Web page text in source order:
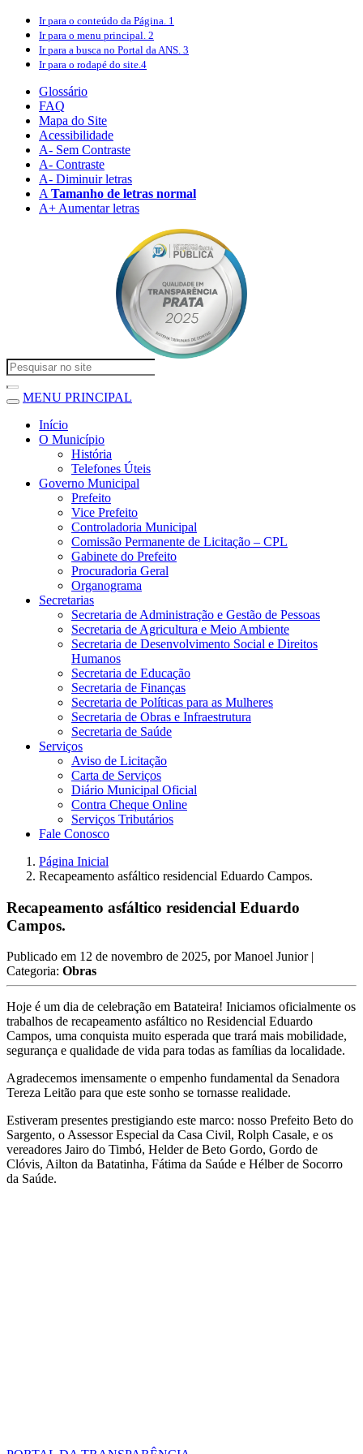
Ir para o conteúdo da Página. 1
Ir para o menu principal. 2
Ir para a busca no Portal da ANS. 3
Ir para o rodapé do site.4
Glossário
FAQ
Mapa do Site
Acessibilidade
A- Sem Contraste
A- Contraste
A- Diminuir letras
A Tamanho de letras normal
A+ Aumentar letras
MENU PRINCIPAL
Início
O Município
História
Telefones Úteis
Governo Municipal
Prefeito
Vice Prefeito
Controladoria Municipal
Comissão Permanente de Licitação – CPL
Gabinete do Prefeito
Procuradoria Geral
Organograma
Secretarias
Secretaria de Administração e Gestão de Pessoas
Secretaria de Agricultura e Meio Ambiente
Secretaria de Desenvolvimento Social e Direitos
Humanos
Secretaria de Educação
Secretaria de Finanças
Secretaria de Políticas para as Mulheres
Secretaria de Obras e Infraestrutura
Secretaria de Saúde
Serviços
Aviso de Licitação
Carta de Serviços
Diário Municipal Oficial
Contra Cheque Online
Serviços Tributários
Fale Conosco
Página Inicial
Recapeamento asfáltico residencial Eduardo Campos.
Recapeamento asfáltico residencial Eduardo
Campos.
Publicado em 12 de novembro de 2025, porManoel Junior |
Categoria: Obras
Hoje é um dia de celebração em Batateira! Iniciamos oficialmente os
trabalhos de recapeamento asfáltico no Residencial Eduardo
Campos, uma conquista muito esperada que trará mais mobilidade,
segurança e qualidade de vida para todas as famílias da localidade.
Agradecemos imensamente o empenho fundamental da Senadora
Tereza Leitão para que este sonho se tornasse realidade.
Estiveram presentes prestigiando este marco: nosso Prefeito Beto do
Sargento, o Assessor Especial da Casa Civil, Rolph Casale, e os
vereadores Jairo do Timbó, Helder de Beto Gordo, Gordo de
Clóvis, Ailton da Batatinha, Fátima da Saúde e Hélber de Socorro
da Saúde.